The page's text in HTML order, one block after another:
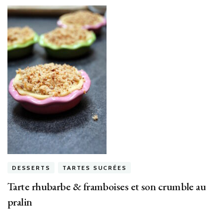
DESSERTS TARTES SUCRÉES
Tarte rhubarbe & framboises et son crumble au
pralin